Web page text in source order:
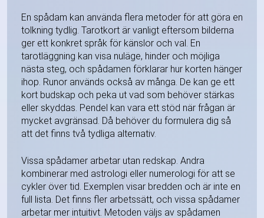
En spådam kan använda flera metoder för att göra en
tolkning tydlig. Tarotkort är vanligt eftersom bilderna
ger ett konkret språk för känslor och val. En
tarotläggning kan visa nuläge, hinder och möjliga
nästa steg, och spådamen förklarar hur korten hänger
ihop. Runor används också av många. De kan ge ett
kort budskap och peka ut vad som behöver stärkas
eller skyddas. Pendel kan vara ett stöd när frågan är
mycket avgränsad. Då behöver du formulera dig så
att det finns två tydliga alternativ.
Vissa spådamer arbetar utan redskap. Andra
kombinerar med astrologi eller numerologi för att se
cykler över tid. Exemplen visar bredden och är inte en
full lista. Det finns fler arbetssätt, och vissa spådamer
arbetar mer intuitivt. Metoden väljs av spådamen